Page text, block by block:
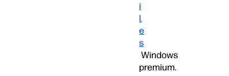
i
l
e
s
Windows
premium.